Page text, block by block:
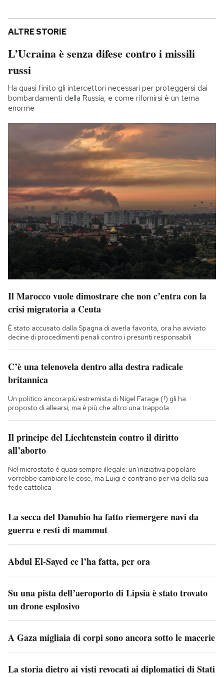
ALTRE STORIE
L’Ucraina è senza difese contro i missili
russi
Ha quasi finito gli intercettori necessari per proteggersi dai
bombardamenti della Russia, e come rifornirsi è un tema
enorme
Il Marocco vuole dimostrare che non c’entra con la
crisi migratoria a Ceuta
È stato accusato dalla Spagna di averla favorita, ora ha avviato
decine di procedimenti penali contro i presunti responsabili
C’è una telenovela dentro alla destra radicale
britannica
Un politico ancora più estremista di Nigel Farage (!) gli ha
proposto di allearsi, ma è più che altro una trappola
Il principe del Liechtenstein contro il diritto
all’aborto
Nel microstato è quasi sempre illegale: un'iniziativa popolare
vorrebbe cambiare le cose, ma Luigi è contrario per via della sua
fede cattolica
La secca del Danubio ha fatto riemergere navi da
guerra e resti di mammut
Abdul El-Sayed ce l’ha fatta, per ora
Su una pista dell’aeroporto di Lipsia è stato trovato
un drone esplosivo
A Gaza migliaia di corpi sono ancora sotto le macerie
La storia dietro ai visti revocati ai diplomatici di Stati